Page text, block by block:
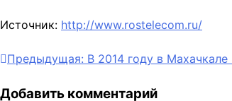
Источник: http://www.rostelecom.ru/
Навигация
по
Предыдущая: В 2014 году в
Добавить комментарий